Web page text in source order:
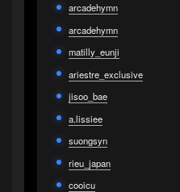
arcadehymn
arcadehymn
matilly_eunji
ariestre_exclusive
jisoo_bae
a.lissiee
suongsyn
rieu_japan
cooicu